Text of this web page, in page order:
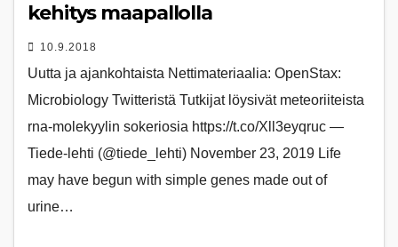
kehitys maapallolla
10.9.2018
Uutta ja ajankohtaista Nettimateriaalia: OpenStax:
Microbiology Twitteristä Tutkijat löysivät meteoriiteista
rna-molekyylin sokeriosia https://t.co/Xll3eyqruc —
Tiede-lehti (@tiede_lehti) November 23, 2019 Life
may have begun with simple genes made out of
urine…